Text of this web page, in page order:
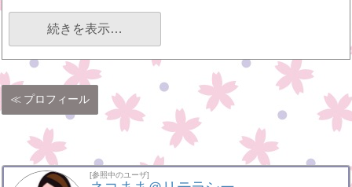
続きを表示…
プロフィール
[参照中のユーザ]